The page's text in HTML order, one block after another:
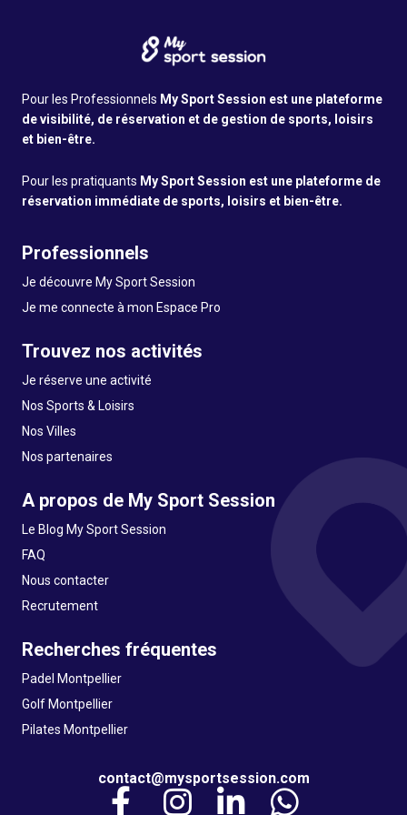
Pour les Professionnels My Sport Session est une plateforme
de visibilité, de réservation et de gestion de sports, loisirs
et bien-être.
Pour les pratiquants My Sport Session est une plateforme de
réservation immédiate de sports, loisirs et bien-être.
Professionnels
Je découvre My Sport Session
Je me connecte à mon Espace Pro
Trouvez nos activités
Je réserve une activité
Nos Sports & Loisirs
Nos Villes
Nos partenaires
A propos de My Sport Session
Le Blog My Sport Session
FAQ
Nous contacter
Recrutement
Recherches fréquentes
Padel Montpellier
Golf Montpellier
Pilates Montpellier
contact@mysportsession.com